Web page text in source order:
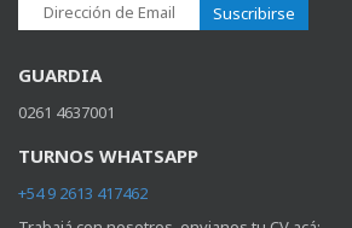
Suscribirse
GUARDIA
0261 4637001
TURNOS WHATSAPP
+54 9 2613 417462